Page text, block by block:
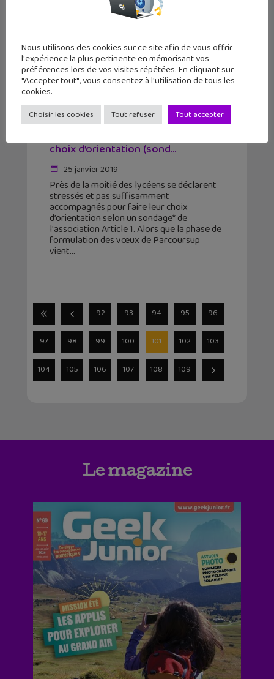
Parcoursup : 42,7% des lycéens
choix d’orientation (sond...
25 janvier 2019
Près de la moitié des lycéens se déclarent
stressés et pas suffisamment
accompagnés pour faire leur choix
d’orientation selon un sondage* de
l'association Article 1. Alors que la phase de
formulation des vœux de Parcoursup
vient
92 93 94 95 96
97 98 99 100 101 102 103
104 105 106 107 108 109
Le magazine
Nous utilisons des cookies sur ce site afin de vous offrir
l'expérience la plus pertinente en mémorisant vos
préférences lors de vos visites répétées. En cliquant sur
"Accepter tout", vous consentez à l'utilisation de tous les
cookies.
Choisir les cookies Tout refuser Tout accepter